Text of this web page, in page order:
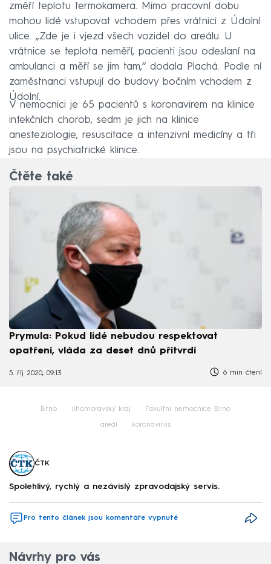
změří teplotu termokamera. Mimo pracovní dobu
mohou lidé vstupovat vchodem přes vrátnici z Údolní
ulice. „Zde je i vjezd všech vozidel do areálu. U
vrátnice se teplota neměří, pacienti jsou odeslaní na
ambulanci a měří se jim tam,“ dodala Plachá. Podle ní
zaměstnanci vstupují do budovy bočním vchodem z
Údolní.
V nemocnici je 65 pacientů s koronavirem na klinice
infekčních chorob, sedm je jich na klinice
anesteziologie, resuscitace a intenzivní medicíny a tři
jsou na psychiatrické klinice.
Čtěte také
Prymula: Pokud lidé nebudou respektovat
opatření, vláda za deset dnů přitvrdí
5. říj 2020, 09:13 6 min čtení
Brno Jihomoravský kraj Fakultní nemocnice Brno
areál koronavirus
ČTK
Spolehlivý, rychlý a nezávislý zpravodajský servis.
Pro tento článek jsou komentáře vypnuté
Návrhy pro vás